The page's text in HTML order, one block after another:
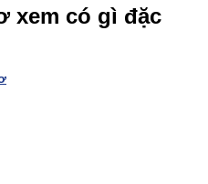
xem có gì đặc